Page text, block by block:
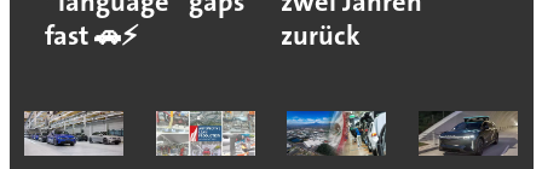
fast 🚗⚡
zurück